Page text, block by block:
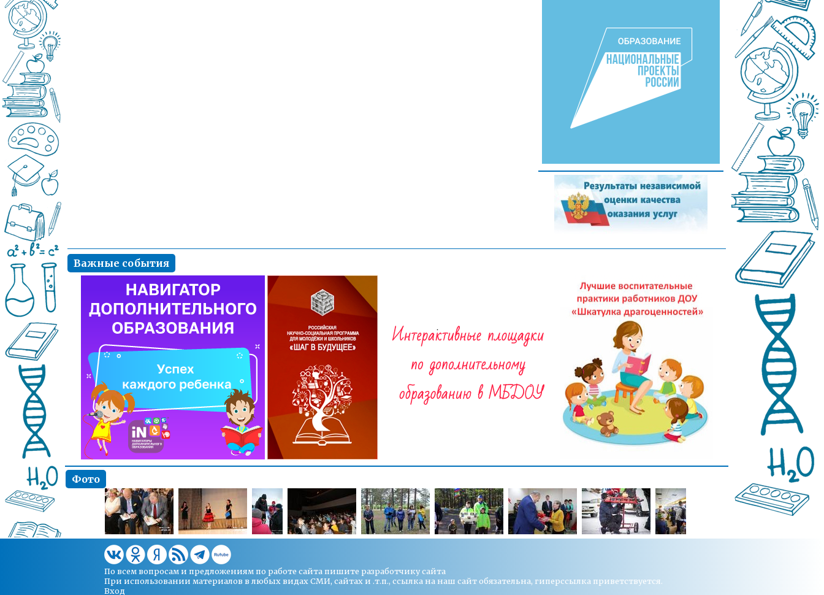
Важные события
Фото
По всем вопросам и предложениям по работе сайта пишите разработчику сайта
При использовании материалов в любых видах СМИ, сайтах и .т.п., ссылка на наш сайт обязательна, гиперссылка приветствуется.
Вход